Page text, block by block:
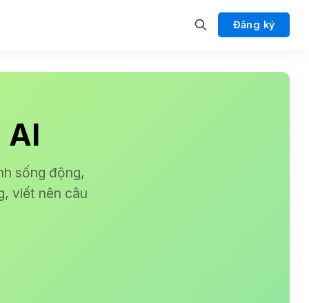
Đăng ký
AI
sống động,
viết nên câu